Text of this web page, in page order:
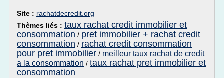
Site : rachatdecredit.org
Thèmes liés : taux rachat credit immobilier et
consommation / pret immobilier + rachat credit
consommation / rachat credit consommation
pour pret immobilier / meilleur taux rachat de credit
a la consommation / taux rachat pret immobilier et
consommation